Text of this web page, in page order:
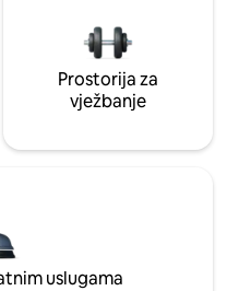
Prostorija za
vježbanje
uslugama